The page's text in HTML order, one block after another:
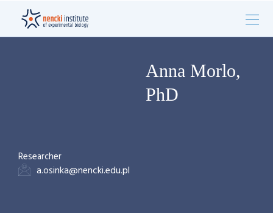
Anna Morlo,
PhD
Researcher
a.osinka@nencki.edu.pl